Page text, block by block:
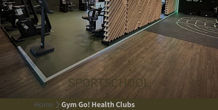
SPORTSCHOOL
Home Gym Go! Health Clubs